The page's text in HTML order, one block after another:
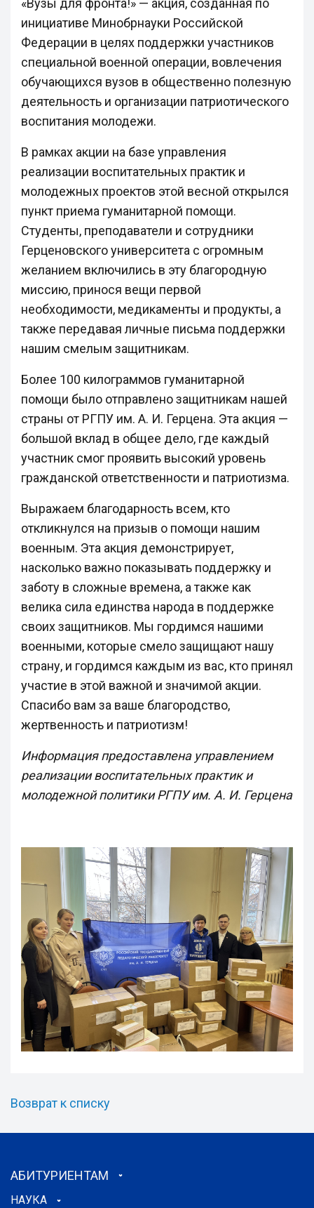
«Вузы для фронта!» — акция, созданная по
инициативе Минобрнауки Российской
Федерации в целях поддержки участников
специальной военной операции, вовлечения
обучающихся вузов в общественно полезную
деятельность и организации патриотического
воспитания молодежи.
В рамках акции на базе управления
реализации воспитательных практик и
молодежных проектов этой весной открылся
пункт приема гуманитарной помощи.
Студенты, преподаватели и сотрудники
Герценовского университета с огромным
желанием включились в эту благородную
миссию, принося вещи первой
необходимости, медикаменты и продукты, а
также передавая личные письма поддержки
нашим смелым защитникам.
Более 100 килограммов гуманитарной
помощи было отправлено защитникам нашей
страны от РГПУ им. А. И. Герцена. Эта акция —
большой вклад в общее дело, где каждый
участник смог проявить высокий уровень
гражданской ответственности и патриотизма.
Выражаем благодарность всем, кто
откликнулся на призыв о помощи нашим
военным. Эта акция демонстрирует,
насколько важно показывать поддержку и
заботу в сложные времена, а также как
велика сила единства народа в поддержке
своих защитников. Мы гордимся нашими
военными, которые смело защищают нашу
страну, и гордимся каждым из вас, кто принял
участие в этой важной и значимой акции.
Спасибо вам за ваше благородство,
жертвенность и патриотизм!
Информация предоставлена управлением
реализации воспитательных практик и
молодежной политики РГПУ им. А. И. Герцена
Возврат к списку
АБИТУРИЕНТАМ
НАУКА